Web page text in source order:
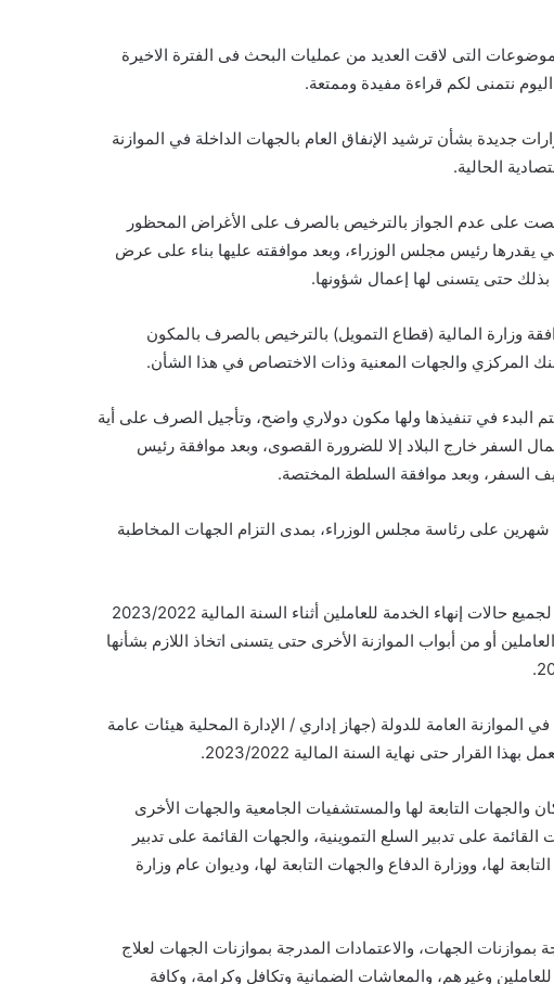
التى لاقت العديد من عمليات البحث فى الفترة الاخيرة
نتمنى لكم قراءة مفيدة وممتعة.
جديدة بشأن ترشيد الإنفاق العام بالجهات الداخلة في الموازنة
الحالية.
نصت على عدم الجواز بالترخيص بالصرف على الأغراض المحظور
يقدرها رئيس مجلس الوزراء، وبعد موافقته عليها بناء على عرض
بذلك حتى يتسنى لها إعمال شؤونها.
وزارة المالية (قطاع التمويل) بالترخيص بالصرف بالمكون
المركزي والجهات المعنية وذات الاختصاص في هذا الشأن.
البدء في تنفيذها ولها مكون دولاري واضح، وتأجيل الصرف على أية
السفر خارج البلاد إلا للضرورة القصوى، وبعد موافقة رئيس
السفر، وبعد موافقة السلطة المختصة.
على رئاسة مجلس الوزراء، بمدى التزام الجهات المخاطبة
هذا بالإضافة إلى موافاة وزارة المالية بالمخصصات المالية لجميع حالات إنهاء الخدمة للعاملين أثناء السنة المالية 2023/2022
أو من أبواب الموازنة الأخرى حتى يتسنى اتخاذ اللازم بشأنها
العامة للدولة (جهاز إداري / الإدارة المحلية هيئات عامة
القرار حتى نهاية السنة المالية 2023/2022.
التابعة لها والمستشفيات الجامعية والجهات الأخرى
على تدبير السلع التموينية، والجهات القائمة على تدبير
لها، ووزارة الدفاع والجهات التابعة لها، ودیوان عام وزارة
الجهات، والاعتمادات المدرجة بموازنات الجهات لعلاج
وغيرهم، والمعاشات الضمانية وتكافل وكرامة، وكافة